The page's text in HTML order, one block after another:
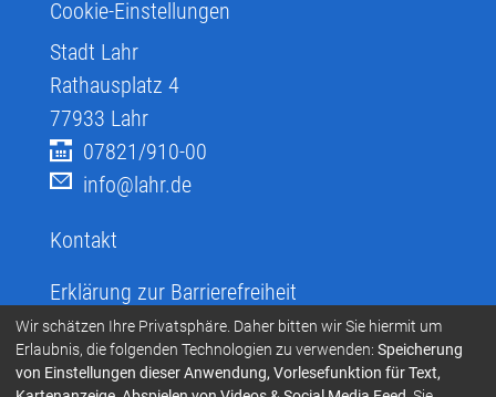
Cookie-Einstellungen
Stadt Lahr
Rathausplatz 4
77933 Lahr
07821/910-00
info@lahr.de
Kontakt
Erklärung zur Barrierefreiheit
Infos zur Barrierefreiheit
Infos in leichter Sprache
Wir schätzen Ihre Privatsphäre. Daher bitten wir Sie hiermit um
Erlaubnis, die folgenden Technologien zu verwenden: Speicherung
von Einstellungen dieser Anwendung, Vorlesefunktion für Text,